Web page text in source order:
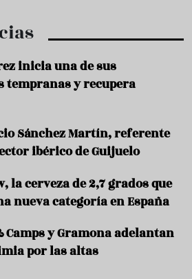
inicia una de sus
tempranas y recupera
Sánchez Martín, referente
ibérico de Guijuelo
la cerveza de 2,7 grados que
nueva categoría en España
Camps y Gramona adelantan
por las altas